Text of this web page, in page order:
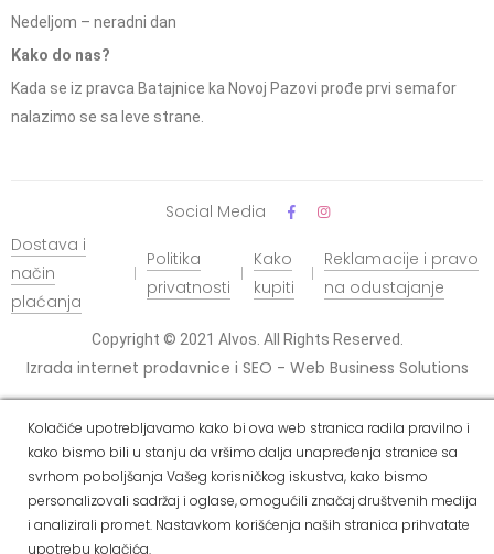
Nedeljom – neradni dan
Kako do nas?
Kada se iz pravca Batajnice ka Novoj Pazovi prođe prvi semafor
nalazimo se sa leve strane.
Copyright © 2021 Alvos. All Rights Reserved.
Izrada internet prodavnice i SEO - Web Business Solutions
Dostava i
način
plaćanja
Politika
privatnosti
Kako
kupiti
Reklamacije i pravo
na odustajanje
Social Media
Kolačiće upotrebljavamo kako bi ova web stranica radila pravilno i
kako bismo bili u stanju da vršimo dalja unapređenja stranice sa
svrhom poboljšanja Vašeg korisničkog iskustva, kako bismo
personalizovali sadržaj i oglase, omogućili značaj društvenih medija
i analizirali promet. Nastavkom korišćenja naših stranica prihvatate
upotrebu kolačića.